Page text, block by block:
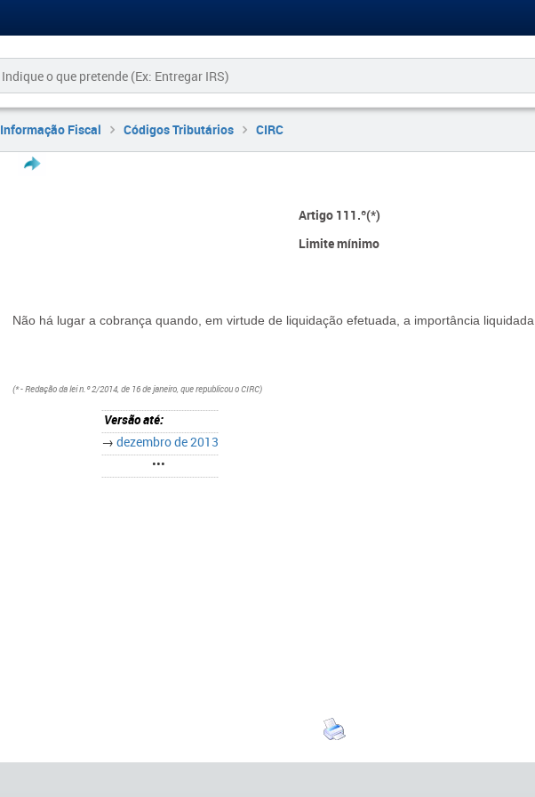
Informação Fiscal Códigos Tributários CIRC
Artigo 111.º(*)
Limite mínimo
Não há lugar a cobrança quando, em virtude de liquidação efetuada, a importância
(* - Redação da lei n.º 2/2014, de 16 de janeiro, que republicou o CIRC)
Versão até:
→dezembro de 2013
•••